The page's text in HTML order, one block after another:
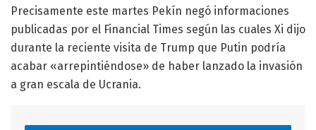
Precisamente este martes Pekín negó informaciones
publicadas por el Financial Times según las cuales Xi dijo
durante la reciente visita de Trump que Putin podría
acabar «arrepintiéndose» de haber lanzado la invasión
a gran escala de Ucrania.